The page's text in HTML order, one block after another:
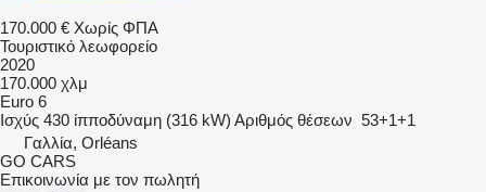
170.000 € Χωρίς ΦΠΑ
Τουριστικό λεωφορείο
2020
170.000 χλμ
Euro 6
Ισχύς 430 ίπποδύναμη (316 kW) Αριθμός θέσεων 53+1+1
Γαλλία, Orléans
GO CARS
Επικοινωνία με τον πωλητή